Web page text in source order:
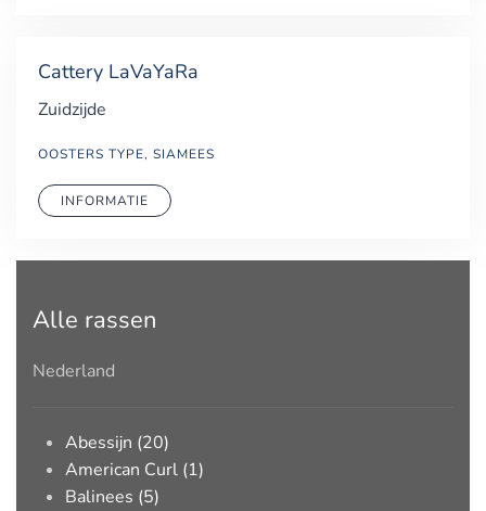
Cattery LaVaYaRa
Zuidzijde
OOSTERS TYPE, SIAMEES
INFORMATIE
Alle rassen
Nederland
Abessijn (20)
American Curl (1)
Balinees (5)